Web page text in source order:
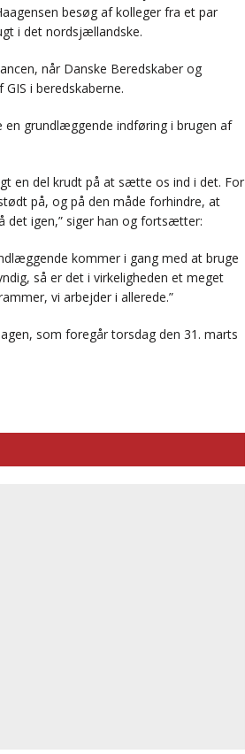
besøg af kolleger fra et par
i det nordsjællandske.
når Danske Beredskaber og
i beredskaberne.
en grundlæggende indføring i brugen af
en del krudt på at sætte os ind i det. For
på, og på den måde forhindre, at
det igen,” siger han og fortsætter:
kommer i gang med at bruge
så er det i virkeligheden et meget
vi arbejder i allerede.”
som foregår torsdag den 31. marts